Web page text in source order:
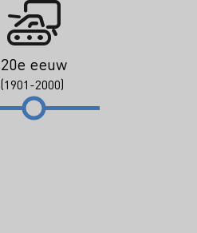
20e eeuw
(1901-2000)